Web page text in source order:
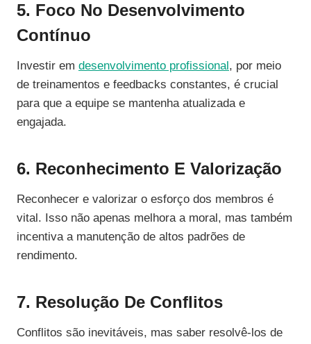
5. Foco No Desenvolvimento
Contínuo
Investir em desenvolvimento profissional , por meio
de treinamentos e feedbacks constantes, é crucial
para que a equipe se mantenha atualizada e
engajada.
6. Reconhecimento E Valorização
Reconhecer e valorizar o esforço dos membros é
vital. Isso não apenas melhora a moral, mas também
incentiva a manutenção de altos padrões de
rendimento.
7. Resolução De Conflitos
Conflitos são inevitáveis, mas saber resolvê-los de